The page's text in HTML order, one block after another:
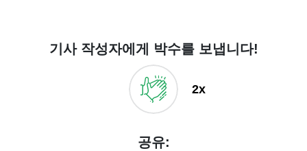
기사 작성자에게 박수를 보냅니다!
2x
공유: